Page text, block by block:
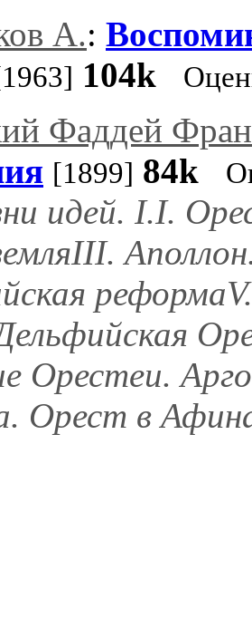
А.:
104k
Фаддей
[1899] 84k
идей. I.I.
Орестеи.
Орест в